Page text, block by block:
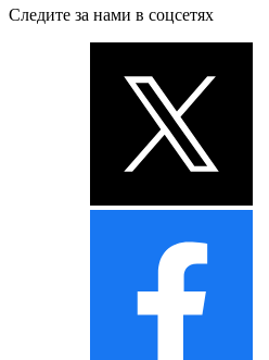
Следите за нами в соцсетях